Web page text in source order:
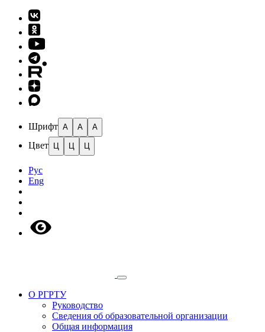
Шрифт A A A
Цвет Ц Ц Ц
Рус
Eng
О РГРТУ
Руководство
Сведения об образовательной организации
Общая информация